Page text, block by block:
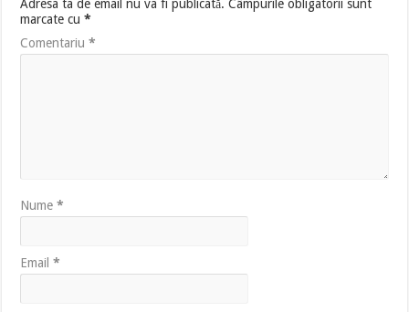
Adresa ta de email nu va fi publicată. Câmpurile obligatorii sunt
marcate cu*
Comentariu*
Nume*
Email*